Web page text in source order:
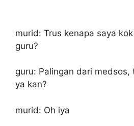
murid: Trus kenapa saya
guru?
guru: Palingan dari medsos,
ya kan?
murid: Oh iya